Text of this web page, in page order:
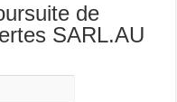
de
SARL.AU